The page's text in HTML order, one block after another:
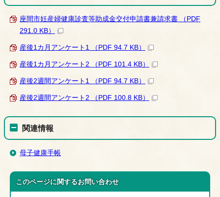
座間市妊産婦健康診査等助成金交付申請書兼請求書 （PDF
291.0 KB）
産後1カ月アンケート1 （PDF 94.7 KB）
産後1カ月アンケート2 （PDF 101.4 KB）
産後2週間アンケート1 （PDF 94.7 KB）
産後2週間アンケート2 （PDF 100.8 KB）
関連情報
母子健康手帳
このページに関するお問い合わせ